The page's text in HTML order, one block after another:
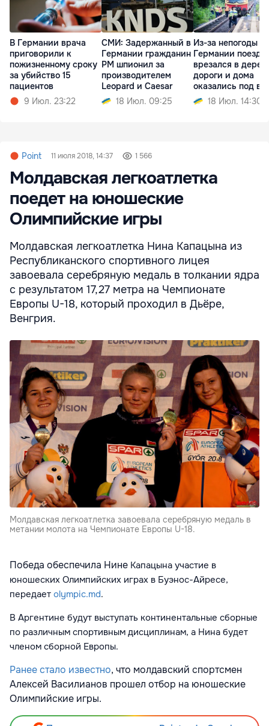
В Германии врача
приговорили к
пожизненному сроку
за убийство 15
пациентов
9 Июл. 23:22
СМИ: Задержанный в
Германии гражданин
РМ шпионил за
производителем
Leopard и Caesar
18 Июл. 09:25
Из-за непогоды в
Германии поезд
врезался в
дороги и дома
оказались под
18 Июл. 14:30
Point 11 июля 2018, 14:37 1 566
Молдавская легкоатлетка
поедет на юношеские
Олимпийские игры
Молдавская легкоатлетка Нина Капацына из
Республиканского спортивного лицея
завоевала серебряную медаль в толкании ядра
с результатом 17,27 метра на Чемпионате
Европы U-18, который проходил в Дьёре,
Венгрия.
Молдавская легкоатлетка завоевала серебряную медаль в
метании молота на Чемпионате Европы U-18.
Победа обеспечила Нине Капацына участие в
юношеских Олимпийских играх в Буэнос-Айресе,
передает olympic.md.
В Аргентине будут выступать континентальные сборные
по различным спортивным дисциплинам, а Нина будет
членом сборной Европы.
Ранее стало известно, что молдавский спортсмен
Алексей Василианов прошел отбор на юношеские
Олимпийские игры.